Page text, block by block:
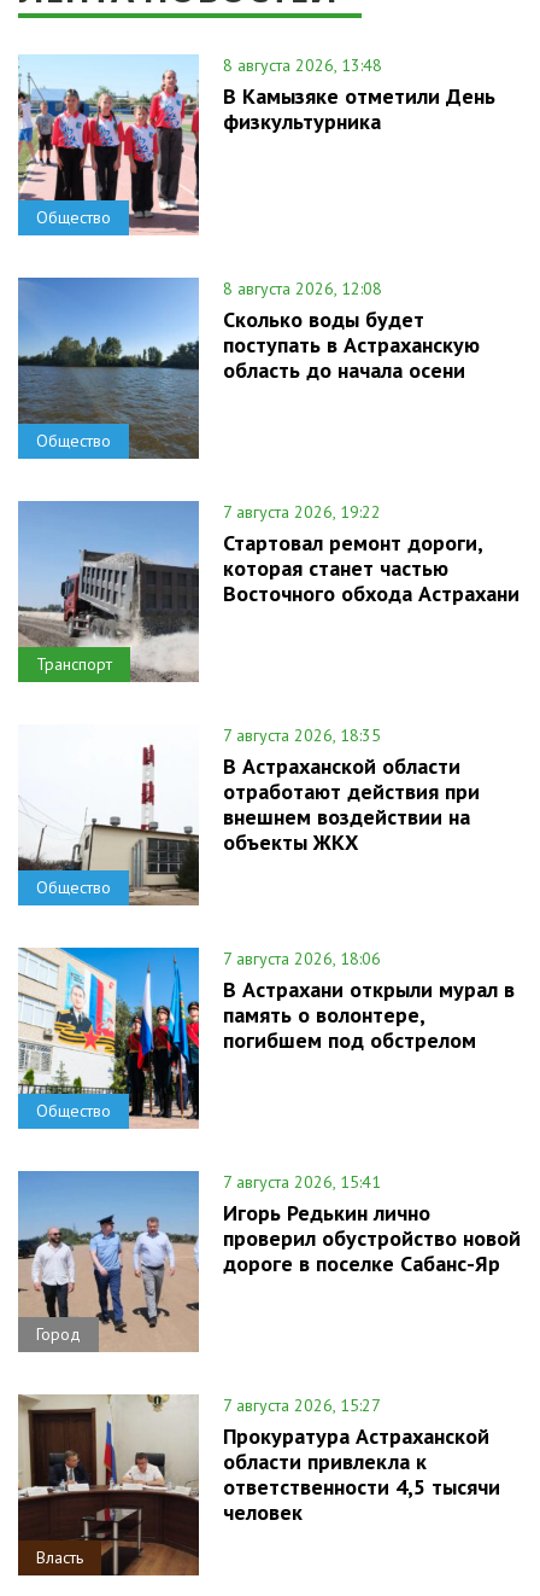
Общество
8 августа 2026, 13:48
В Камызяке отметили День
физкультурника
Общество
8 августа 2026, 12:08
Сколько воды будет
поступать в Астраханскую
область до начала осени
Транспорт
7 августа 2026, 19:22
Стартовал ремонт дороги,
которая станет частью
Восточного обхода Астрахани
Общество
7 августа 2026, 18:35
В Астраханской области
отработают действия при
внешнем воздействии на
объекты ЖКХ
Общество
7 августа 2026, 18:06
В Астрахани открыли мурал в
память о волонтере,
погибшем под обстрелом
Город
7 августа 2026, 15:41
Игорь Редькин лично
проверил обустройство новой
дороге в поселке Сабанс-Яр
Власть
7 августа 2026, 15:27
Прокуратура Астраханской
области привлекла к
ответственности 4,5 тысячи
человек